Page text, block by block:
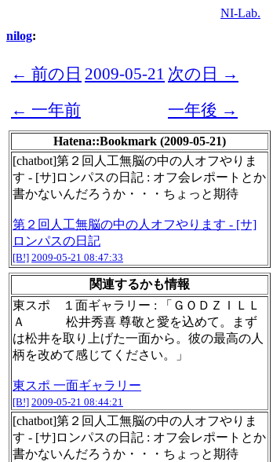
NI-Lab.
nilog:
← 前の日 2009-05-21 次の日 →
← 一年前
一年後 →
Hatena::Bookmark (2009-05-21)
[chatbot]第２回人工無脳の中の人オフやりま
す - [サ]ロンパスの日記 : オフ会レポートとか
書かないんだろうか・・・ちょっと期待
第２回人工無脳の中の人オフやります - [サ]
ロンパスの日記
[B!] 2009-05-21 08:47:33
関連するかも情報
東スポ １面ギャラリー : 「ＧＯＤＺＩＬＬ
Ａ 松井秀喜 尊敬と愛を込めて。まず
は松井を取り上げた一面から。彼の最高の人
柄を改めて感じてください。」
東スポ 一面ギャラリー
[B!] 2009-05-21 08:44:21
[chatbot]第２回人工無脳の中の人オフやりま
す - [サ]ロンパスの日記 : オフ会レポートとか
書かないんだろうか・・・ちょっと期待